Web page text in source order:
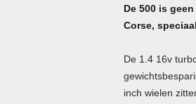
De 500 is
Corse,
De 1.4 16v
inch wielen